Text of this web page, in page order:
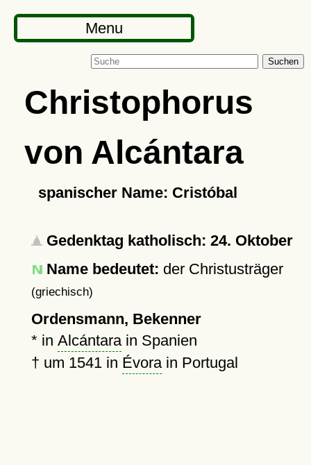
Menu
Suchen
Christophorus
von Alcántara
spanischer Name: Cristóbal
Gedenktag katholisch: 24. Oktober
Name bedeutet: der Christusträger
(griechisch)
Ordensmann, Bekenner
* in Alcántarain Spanien
† um 1541in Évorain Portugal